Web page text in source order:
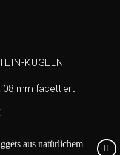
KUGELN
08 mm facettiert